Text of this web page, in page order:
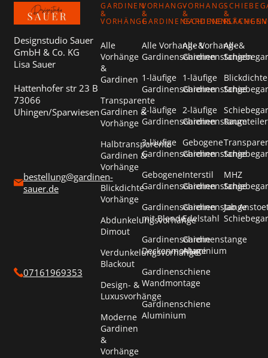
Designstudio Sauer
GmbH & Co. KG
Lisa Sauer
Hattenhofer str 23 B
73066
Uhingen/Sparwiesen
bestellung@gardinen-
sauer.de
07161969353
GARDINEN
&
VORHÄNGE
Alle
Vorhänge
&
Gardinen
Transparente
Gardinen &
Vorhänge
Halbtransparente
Gardinen &
Vorhänge
Blickdichte
Vorhänge
Abdunkelungsvorhänge
Dimout
Verdunkelungsvorhänge
Blackout
Design- &
Luxusvorhänge
Moderne
Gardinen
&
Vorhänge
VORHANG-
&
GARDINENSCHIENEN
Alle Vorhang- &
Gardinenschienen
1-läufige
Gardinenschienen
2-läufige
Gardinenschienen
3-läufige
Gardinenschienen
Gebogene
Gardinenschienen
Gardinenschienen
mit Blende
Gardinenschiene
Deckenmontage
Gardinenschiene
Wandmontage
Gardinenschiene
Aluminium
VORHANG-
&
GARDINENSTANGEN
Alle Vorhang- &
Gardinenstangen
1-läufige
Gardinenstange
2-läufige
Gardinenstange
Gebogene
Gardinenstange
Interstil
Gardinenstange
Gardinenstange
Edelstahl
Gardinenstange
Aluminium
&
Alle
Blickdichte
Raumteiler
MHZ
Jab